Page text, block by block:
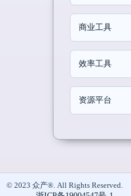
商业工具
效率工具
资源平台
© 2023 众产®. All Rights Reserved.